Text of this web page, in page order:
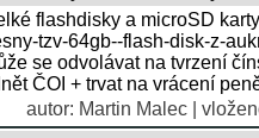
flashdisky a microSD
tzv-64gb--flash-disk-z-
se odvolávat na tvrzení
ČOI + trvat na vrácení
autor: Martin Malec |